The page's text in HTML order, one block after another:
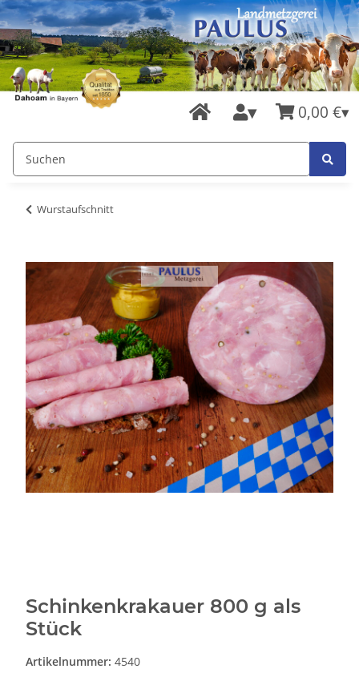
0,00 €
Wurstaufschnitt
Schinkenkrakauer 800 g als
Stück
Artikelnummer: 4540